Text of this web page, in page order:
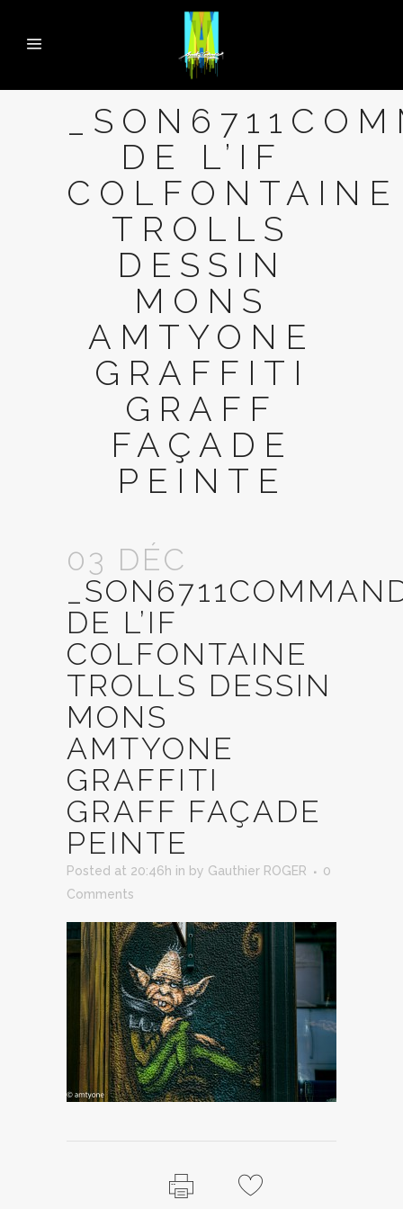
DE L’IF
COLFONTAINE
TROLLS
DESSIN
MONS
AMTYONE
GRAFFITI
GRAFF
FAÇADE
PEINTE
03 DÉC
DE L’IF
COLFONTAINE
TROLLS DESSIN
MONS
AMTYONE
GRAFFITI
GRAFF FAÇADE
PEINTE
Posted at 20:46h in by Gauthier ROGER
0
Comments